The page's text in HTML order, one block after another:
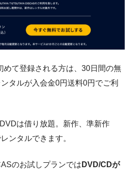
めて登録される方は、30日間の無
タルが入会金0円送料0円でご利
は借り放題。新作、準新作
ンタルできます。
のお試しプランでは DVD/CDが